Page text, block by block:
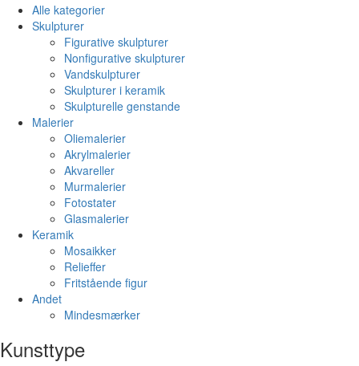
Alle kategorier
Skulpturer
Figurative skulpturer
Nonfigurative skulpturer
Vandskulpturer
Skulpturer i keramik
Skulpturelle genstande
Malerier
Oliemalerier
Akrylmalerier
Akvareller
Murmalerier
Fotostater
Glasmalerier
Keramik
Mosaikker
Relieffer
Fritstående figur
Andet
Mindesmærker
Kunsttype